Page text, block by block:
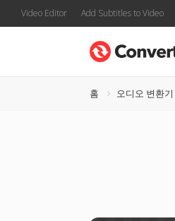
Video Editor Add Subtitles to Video
홈 오디오 변환기